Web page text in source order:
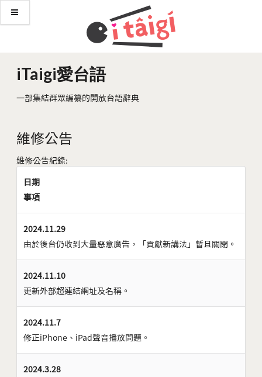
iTaigi愛台語
一部集結群眾編纂的開放台語辭典
維修公告
維修公告紀錄:
日期
事項
2024.11.29
由於後台仍收到大量惡意廣告，「貢獻新講法」暫且關閉。
2024.11.10
更新外部超連結網址及名稱。
2024.11.7
修正iPhone、iPad聲音播放問題。
2024.3.28